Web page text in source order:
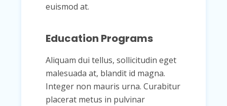
euismod at.
Education Programs
Aliquam dui tellus, sollicitudin eget
malesuada at, blandit id magna.
Integer non mauris urna. Curabitur
placerat metus in pulvinar